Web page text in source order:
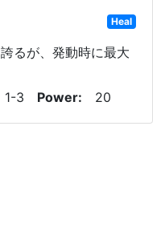
Heal
るが、発動時に最大
1-3 Power 20